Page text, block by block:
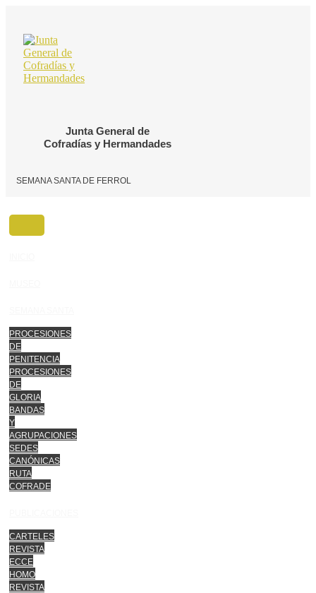
contenido
Junta General de
Cofradías y Hermandades
SEMANA SANTA DE FERROL
PROCESIONES
DE
PENITENCIA
PROCESIONES
DE
GLORIA
BANDAS
Y
AGRUPACIONES
SEDES
CANÓNICAS
RUTA
COFRADE
CARTELES
REVISTA
ECCE
HOMO
REVISTA